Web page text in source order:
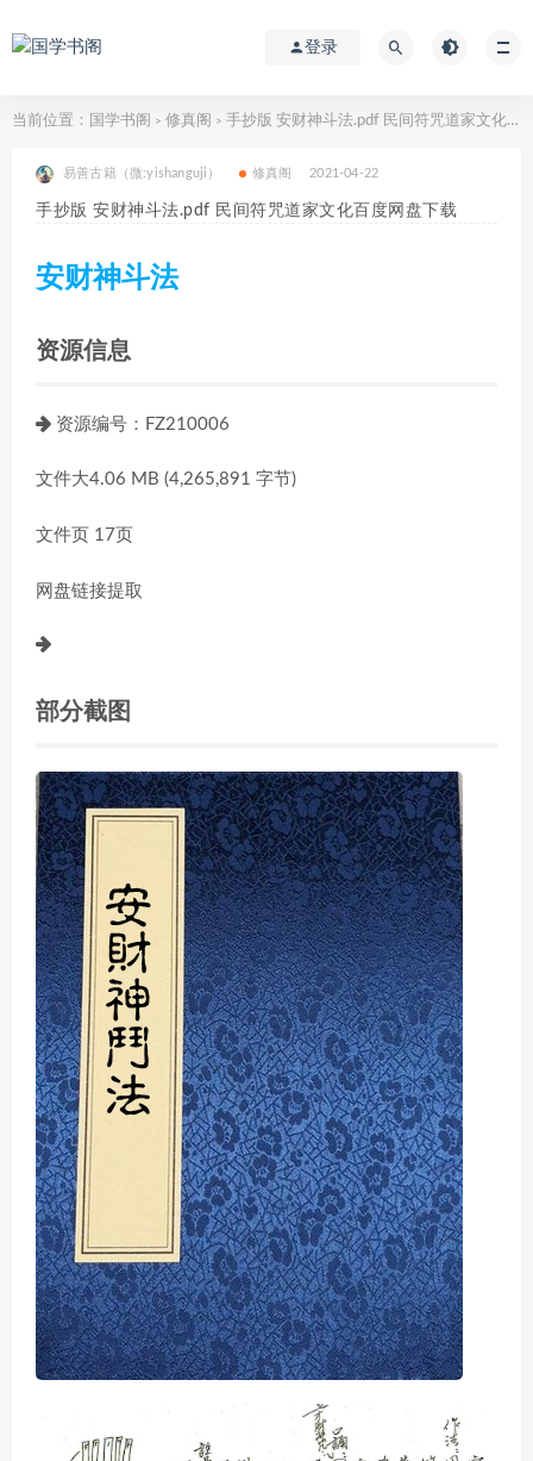
登录
当前位置： 国学书阁 > 修真阁 > 手抄版 安财神斗法.pdf 民间符咒道家文化百度网盘下载
易善古籍（微:yishanguji） 修真阁 2021-04-22
手抄版 安财神斗法.pdf 民间符咒道家文化百度网盘下载
安财神斗法
资源信息
资源编号：FZ210006
文件大4.06 MB (4,265,891 字节)
文件页 17页
网盘链接提取
部分截图